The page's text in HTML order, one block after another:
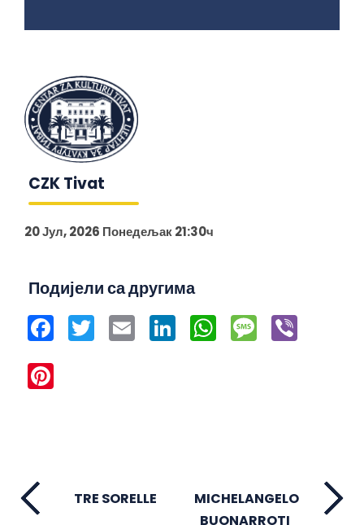
CZK Tivat
20 Јул, 2026 Понедељак 21:30ч
Подијели са другима
Facebook
Twitter Email LinkedInWhatsApp
Message
TRE SORELLE
MICHELANGELO
BUONARROTI